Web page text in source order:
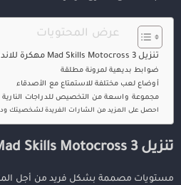
عرض المحتويات
تنزيل Mad Skills Motocross 3 مهكرة للاندرويد
ضوابط بديهية لمرونة مطلقة
أوضاع لعب مختلفة للاستمتاع مع الأصدقاء
مجموعة واسعة من التخصيص للدراجات النارية
احصل على المزيد من الشارات الفريدة لشخصيتك
تنزيل Mad Skills Motocross 3 مهكرة للاندرويد